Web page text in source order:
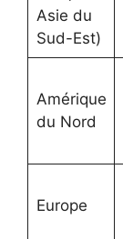
Asie du
Sud-Est)
Amérique
du Nord
Europe